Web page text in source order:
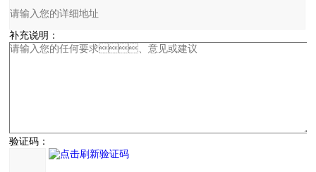
补充说明：
验证码：